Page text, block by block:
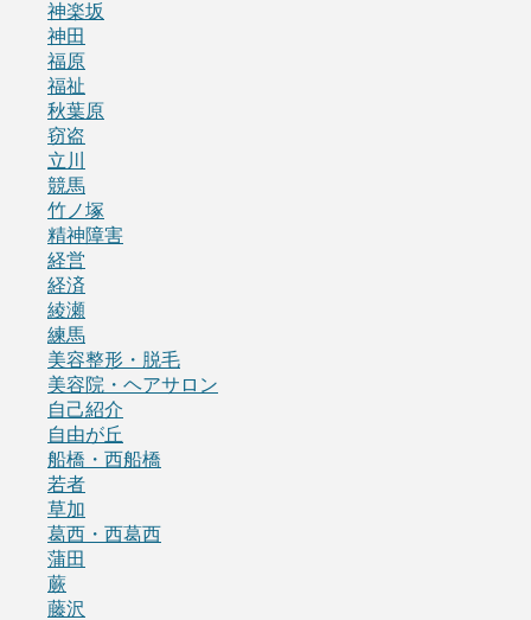
神楽坂
神田
福原
福祉
秋葉原
窃盗
立川
競馬
竹ノ塚
精神障害
経営
経済
綾瀬
練馬
美容整形・脱毛
美容院・ヘアサロン
自己紹介
自由が丘
船橋・西船橋
若者
草加
葛西・西葛西
蒲田
蕨
藤沢